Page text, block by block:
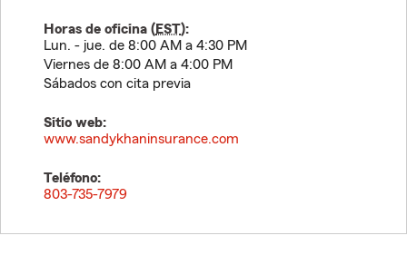
Horas de oficina (EST):
Lun. - jue. de 8:00 AM a 4:30 PM
Viernes de 8:00 AM a 4:00 PM
Sábados con cita previa
Sitio web:
www.sandykhaninsurance.com
Teléfono:
803-735-7979